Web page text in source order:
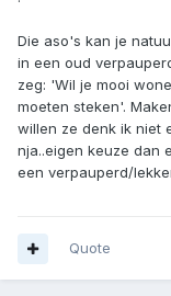
Die aso's kan je
in een oud
zeg: 'Wil je mooi
moeten steken'.
willen ze denk ik niet
nja..eigen keuze dan
een verpauperd/
Quote